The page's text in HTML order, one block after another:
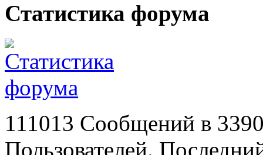
Статистика форума
111013 Сообщений в
Пользователей.